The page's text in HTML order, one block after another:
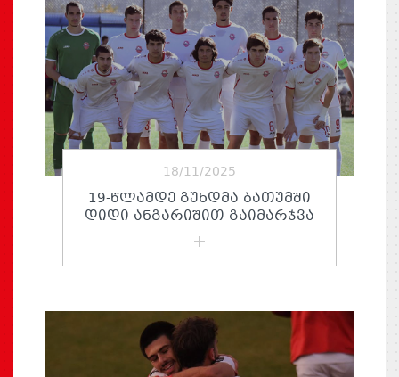
18/11/2025
19-ᲬᲚᲐᲛᲓᲔ ᲒᲣᲜᲓᲛᲐ ᲑᲐᲗᲣᲛᲨᲘ
ᲓᲘᲓᲘ ᲐᲜᲒᲐᲠᲘᲨᲘᲗ ᲒᲐᲘᲛᲐᲠᲯᲕᲐ